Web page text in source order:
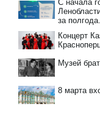
С начала
за полгода.
Концерт
Музей
8 марта